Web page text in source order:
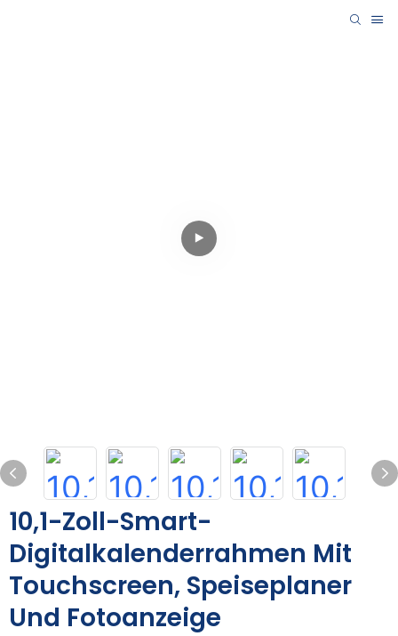
10,1-Zoll-Smart-
Digitalkalenderrahmen Mit
Touchscreen, Speiseplaner
Und Fotoanzeige